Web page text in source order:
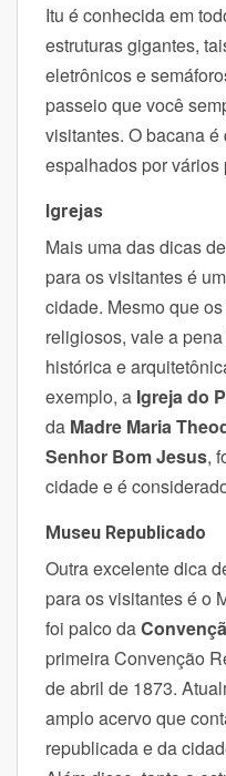
Itu é conhecida em
estruturas gigantes,
eletrônicos e
passeio que você
visitantes. O bacana é
espalhados por vários
Igrejas
Mais uma das dicas
para os visitantes é
cidade. Mesmo que
religiosos, vale a
histórica e
exemplo, a Igreja do
da Madre Maria
Senhor Bom Jesus,
cidade e é
Museu Republicado
Outra excelente dica
para os visitantes é o
foi palco da
primeira Convenção
de abril de 1873.
amplo acervo que
republicada e da